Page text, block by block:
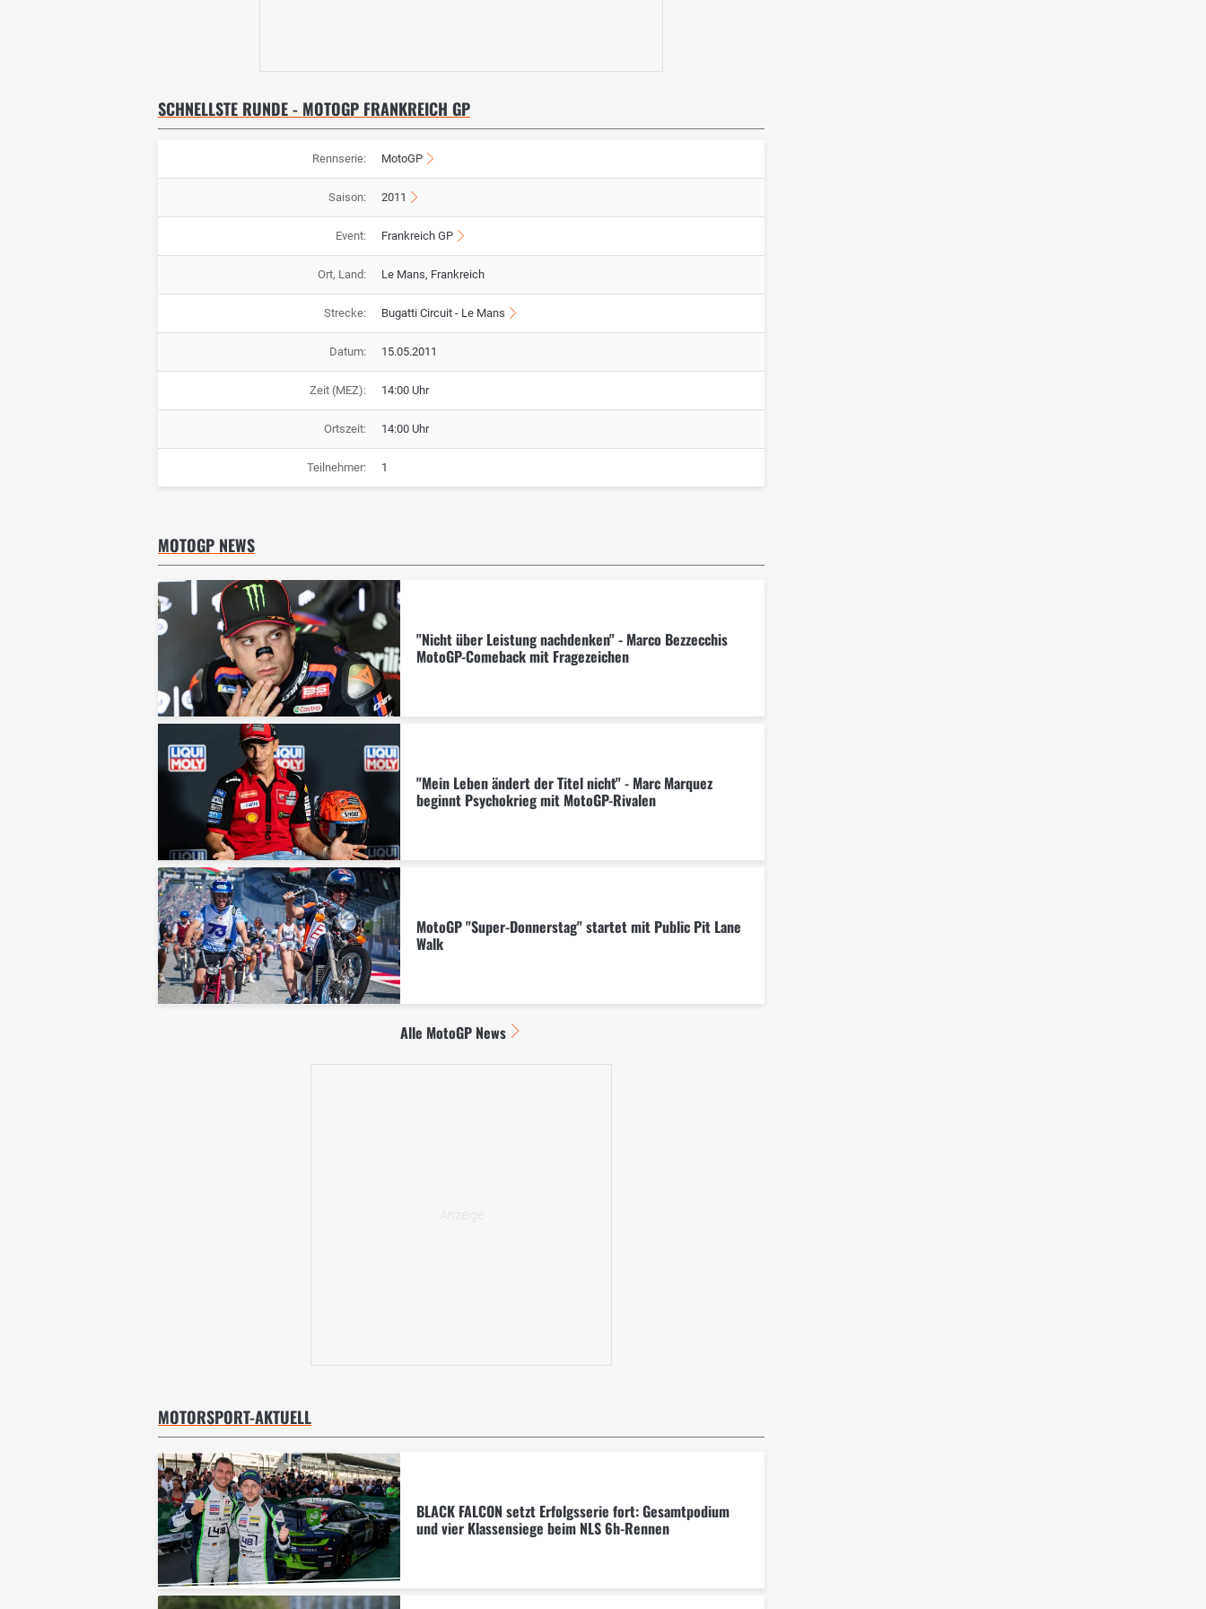
SCHNELLSTE RUNDE - MOTOGP FRANKREICH GP
Rennserie: MotoGP
Saison: 2011
Event: Frankreich GP
Ort, Land: Le Mans, Frankreich
Strecke: Bugatti Circuit - Le Mans
Datum: 15.05.2011
Zeit (MEZ): 14:00 Uhr
Ortszeit: 14:00 Uhr
Teilnehmer: 1
MOTOGP NEWS
"Nicht über Leistung nachdenken" - Marco Bezzecchis
MotoGP-Comeback mit Fragezeichen
"Mein Leben ändert der Titel nicht" - Marc Marquez
beginnt Psychokrieg mit MotoGP-Rivalen
MotoGP "Super-Donnerstag" startet mit Public Pit Lane
Walk
Alle MotoGP News
MOTORSPORT-AKTUELL
BLACK FALCON setzt Erfolgsserie fort: Gesamtpodium
und vier Klassensiege beim NLS 6h-Rennen